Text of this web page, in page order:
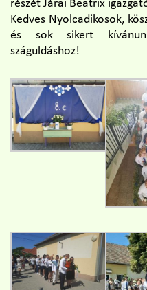
részét Járai Beatrix
Kedves Nyolcadikosok,
és sok sikert
száguldáshoz!